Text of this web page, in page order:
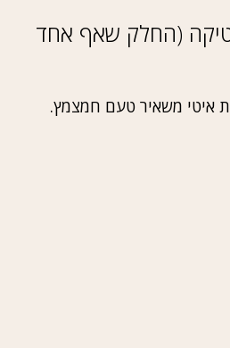
(החלק שאף אחד
איטי משאיר טעם חמצמץ.